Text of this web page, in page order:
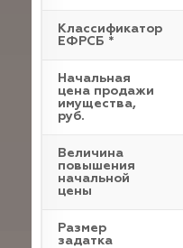
Классификатор
ЕФРСБ *
Начальная
цена продажи
имущества,
руб.
Величина
повышения
начальной
цены
Размер
задатка